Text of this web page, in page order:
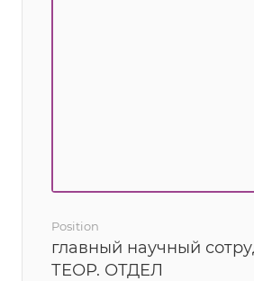
Position
главный научный
ТЕОР. ОТДЕЛ